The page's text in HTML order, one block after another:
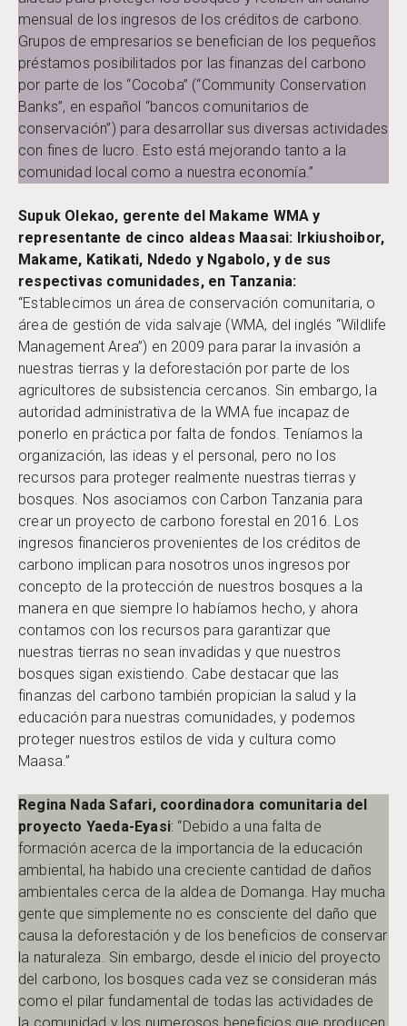
mensual de los ingresos de los créditos de carbono.
Grupos de empresarios se benefician de los pequeños
préstamos posibilitados por las finanzas del carbono
por parte de los “Cocoba” (“Community Conservation
Banks”, en español “bancos comunitarios de
conservación”) para desarrollar sus diversas actividades
con fines de lucro. Esto está mejorando tanto a la
comunidad local como a nuestra economía.”
Supuk Olekao, gerente del Makame WMA y
representante de cinco aldeas Maasai: Irkiushoibor,
Makame, Katikati, Ndedo y Ngabolo, y de sus
respectivas comunidades, en Tanzania:
“Establecimos un área de conservación comunitaria, o
área de gestión de vida salvaje (WMA, del inglés “Wildlife
Management Area”) en 2009 para parar la invasión a
nuestras tierras y la deforestación por parte de los
agricultores de subsistencia cercanos. Sin embargo, la
autoridad administrativa de la WMA fue incapaz de
ponerlo en práctica por falta de fondos. Teníamos la
organización, las ideas y el personal, pero no los
recursos para proteger realmente nuestras tierras y
bosques. Nos asociamos con Carbon Tanzania para
crear un proyecto de carbono forestal en 2016. Los
ingresos financieros provenientes de los créditos de
carbono implican para nosotros unos ingresos por
concepto de la protección de nuestros bosques a la
manera en que siempre lo habíamos hecho, y ahora
contamos con los recursos para garantizar que
nuestras tierras no sean invadidas y que nuestros
bosques sigan existiendo. Cabe destacar que las
finanzas del carbono también propician la salud y la
educación para nuestras comunidades, y podemos
proteger nuestros estilos de vida y cultura como
Maasa.”
Regina Nada Safari, coordinadora comunitaria del
proyecto Yaeda-Eyasi: “Debido a una falta de
formación acerca de la importancia de la educación
ambiental, ha habido una creciente cantidad de daños
ambientales cerca de la aldea de Domanga. Hay mucha
gente que simplemente no es consciente del daño que
causa la deforestación y de los beneficios de conservar
la naturaleza. Sin embargo, desde el inicio del proyecto
del carbono, los bosques cada vez se consideran más
como el pilar fundamental de todas las actividades de